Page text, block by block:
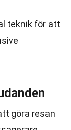
teknik för att
göra resan